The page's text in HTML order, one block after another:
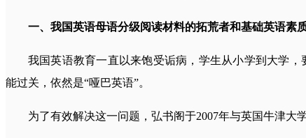
一、我国英语母语分级阅读材料的拓荒者和基础英语素
我国英语教育一直以来饱受诟病，学生从小学到大学
能过关，依然是“哑巴英语”。
为了有效解决这一问题，弘书阁于2007年与英国牛津大